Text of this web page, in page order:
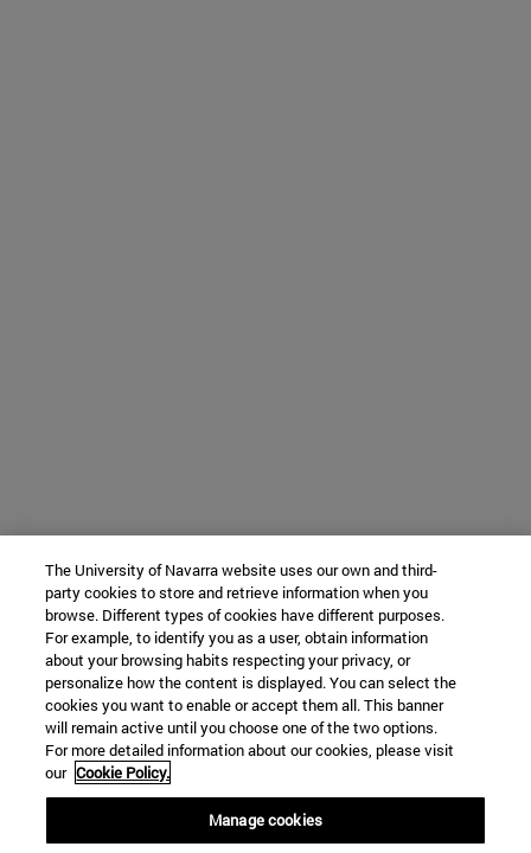
The University of Navarra website uses our own and third-
party cookies to store and retrieve information when you
browse. Different types of cookies have different purposes.
For example, to identify you as a user, obtain information
about your browsing habits respecting your privacy, or
personalize how the content is displayed. You can select the
cookies you want to enable or accept them all. This banner
will remain active until you choose one of the two options.
For more detailed information about our cookies, please visit
our Cookie Policy.
Manage cookies